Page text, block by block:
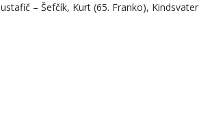
– Šefčík, Kurt (65. Franko), Kindsvater